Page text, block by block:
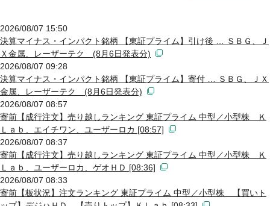
2026/08/07 15:50
決算マイナス・インパクト銘柄 【東証プライム】引け後 … ＳＢＧ、Ｊ
Ｘ金属、レーザーテク (8月6日発表分)
2026/08/07 09:28
決算マイナス・インパクト銘柄 【東証プライム】寄付 … ＳＢＧ、ＪＸ
金属、レーザーテク (8月6日発表分)
2026/08/07 08:57
寄前【成行注文】売り越しランキング 東証プライム 中型／小型株 Ｋ
Ｌａｂ、エイチワン、ユーザーロカ [08:57]
2026/08/07 08:37
寄前【成行注文】売り越しランキング 東証プライム 中型／小型株 Ｋ
Ｌａｂ、ユーザーロカ、ゲオＨＤ [08:36]
2026/08/07 08:33
寄前【板状況】注文ランキング 東証プライム 中型／小型株 【買いト